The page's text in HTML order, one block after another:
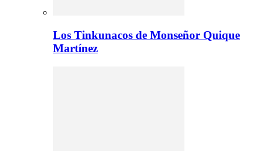
Los Tinkunacos de Monseñor Quique
Martínez